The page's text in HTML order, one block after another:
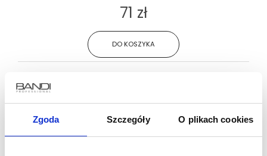
Zgoda Szczegóły O plikach cookies
DO KOSZYKA
71 zł